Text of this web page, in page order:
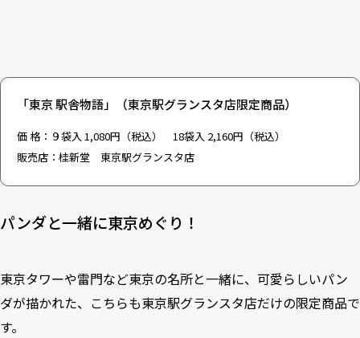
「東京 駅舎物語」（東京駅グランスタ店限定商品）
価 格：９袋入 1,080円（税込） 18袋入 2,160円（税込）
販売店：桂新堂 東京駅グランスタ店
パンダと一緒に東京めぐり！
東京タワーや雷門など東京の名所と一緒に、可愛らしいパン
ダが描かれた、こちらも東京駅グランスタ店だけの限定商品で
す。